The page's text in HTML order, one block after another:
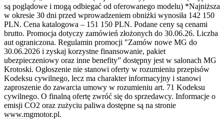
są poglądowe i mogą odbiegać od oferowanego modelu) *Najniższa
w okresie 30 dni przed wprowadzeniem obniżki wynosiła 142 150
PLN. Cena katalogowa – 151 150 PLN. Podane ceny są cenami
brutto. Promocja dotyczy zamówień złożonych do 30.06.26. Liczba
aut ograniczona. Regulamin promocji "Zamów nowe MG do
30.06.2026 i zyskaj korzystne finansowanie, pakiet
ubezpieczeniowy oraz inne benefity” dostępny jest w salonach MG
Krotoski. Ogłoszenie nie stanowi oferty w rozumieniu przepisów
Kodeksu cywilnego, lecz ma charakter informacyjny i stanowi
zaproszenie do zawarcia umowy w rozumieniu art. 71 Kodeksu
cywilnego. O finalną ofertę zwróć się do sprzedawcy. Informacje o
emisji CO2 oraz zużyciu paliwa dostępne są na stronie
www.mgmotor.pl.